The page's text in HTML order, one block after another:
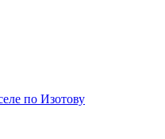
по Изотову